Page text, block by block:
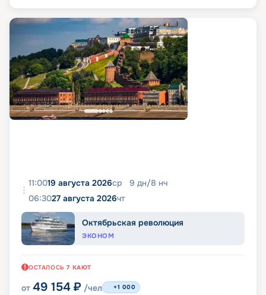
11:0019 августа 2026ср 9 дн/8 нч
06:3027 августа 2026чт
Октябрьская революция
ЭКОНОМ
ОСТАЛОСЬ 7 КАЮТ
от 49 154 ₽ /чел +1 000